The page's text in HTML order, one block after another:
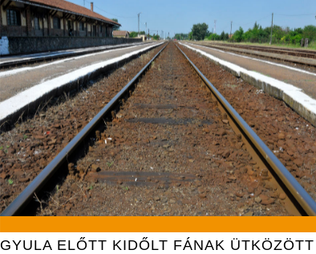
GYULA ELŐTT KIDŐLT FÁNAK ÜTKÖZÖTT